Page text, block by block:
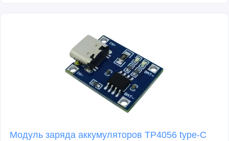
Модуль заряда аккумуляторов TP4056 type-C